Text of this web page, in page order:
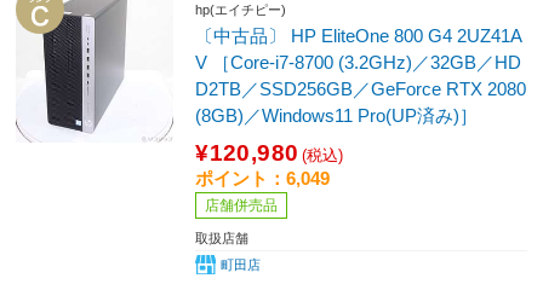
hp(エイチピー)
〔中古品〕 HP EliteOne 800 G4 2UZ41A
V ［Core-i7-8700 (3.2GHz)／32GB／HD
D2TB／SSD256GB／GeForce RTX 2080
(8GB)／Windows11 Pro(UP済み)］
¥120,980 (税込)
ポイント：6,049
店舗併売品
取扱店舗
町田店